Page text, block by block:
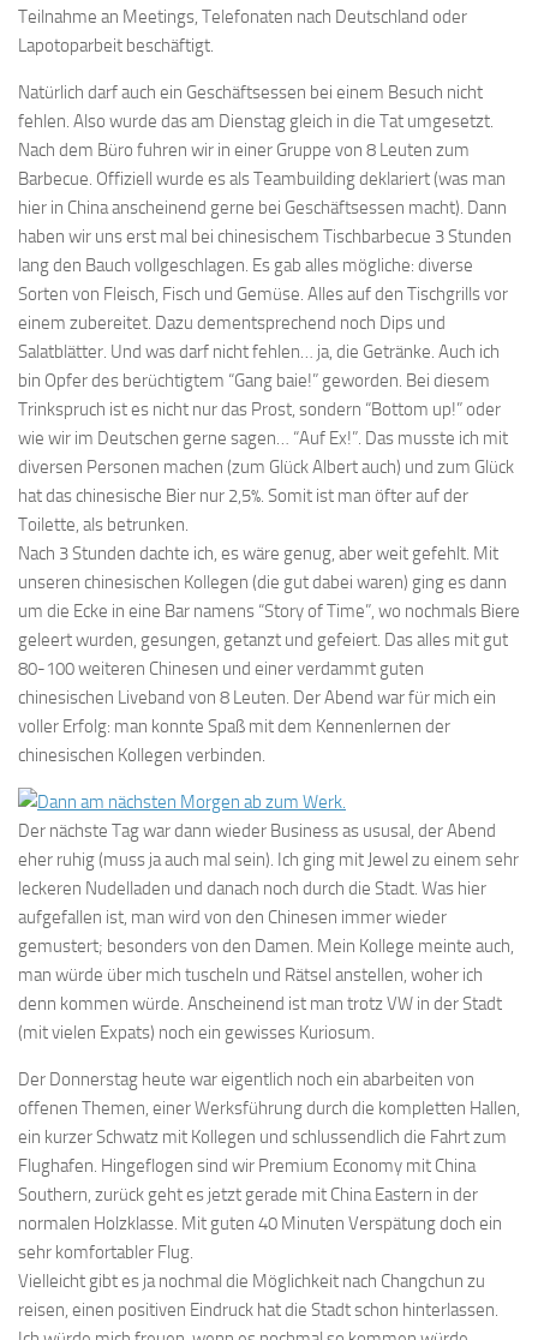
Teilnahme an Meetings, Telefonaten nach Deutschland oder
Lapotoparbeit beschäftigt.
Natürlich darf auch ein Geschäftsessen bei einem Besuch nicht
fehlen. Also wurde das am Dienstag gleich in die Tat umgesetzt.
Nach dem Büro fuhren wir in einer Gruppe von 8 Leuten zum
Barbecue. Offiziell wurde es als Teambuilding deklariert (was man
hier in China anscheinend gerne bei Geschäftsessen macht). Dann
haben wir uns erst mal bei chinesischem Tischbarbecue 3 Stunden
lang den Bauch vollgeschlagen. Es gab alles mögliche: diverse
Sorten von Fleisch, Fisch und Gemüse. Alles auf den Tischgrills vor
einem zubereitet. Dazu dementsprechend noch Dips und
Salatblätter. Und was darf nicht fehlen… ja, die Getränke. Auch ich
bin Opfer des berüchtigtem “Gang baie!” geworden. Bei diesem
Trinkspruch ist es nicht nur das Prost, sondern “Bottom up!” oder
wie wir im Deutschen gerne sagen… “Auf Ex!”. Das musste ich mit
diversen Personen machen (zum Glück Albert auch) und zum Glück
hat das chinesische Bier nur 2,5%. Somit ist man öfter auf der
Toilette, als betrunken.
Nach 3 Stunden dachte ich, es wäre genug, aber weit gefehlt. Mit
unseren chinesischen Kollegen (die gut dabei waren) ging es dann
um die Ecke in eine Bar namens “Story of Time”, wo nochmals Biere
geleert wurden, gesungen, getanzt und gefeiert. Das alles mit gut
80-100 weiteren Chinesen und einer verdammt guten
chinesischen Liveband von 8 Leuten. Der Abend war für mich ein
voller Erfolg: man konnte Spaß mit dem Kennenlernen der
chinesischen Kollegen verbinden.
Der nächste Tag war dann wieder Business as ususal, der Abend
eher ruhig (muss ja auch mal sein). Ich ging mit Jewel zu einem sehr
leckeren Nudelladen und danach noch durch die Stadt. Was hier
aufgefallen ist, man wird von den Chinesen immer wieder
gemustert; besonders von den Damen. Mein Kollege meinte auch,
man würde über mich tuscheln und Rätsel anstellen, woher ich
denn kommen würde. Anscheinend ist man trotz VW in der Stadt
(mit vielen Expats) noch ein gewisses Kuriosum.
Der Donnerstag heute war eigentlich noch ein abarbeiten von
offenen Themen, einer Werksführung durch die kompletten Hallen,
ein kurzer Schwatz mit Kollegen und schlussendlich die Fahrt zum
Flughafen. Hingeflogen sind wir Premium Economy mit China
Southern, zurück geht es jetzt gerade mit China Eastern in der
normalen Holzklasse. Mit guten 40 Minuten Verspätung doch ein
sehr komfortabler Flug.
Vielleicht gibt es ja nochmal die Möglichkeit nach Changchun zu
reisen, einen positiven Eindruck hat die Stadt schon hinterlassen.